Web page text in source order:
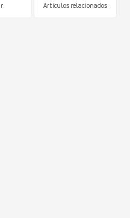
Artículos relacionados